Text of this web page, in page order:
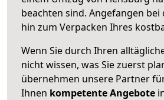
beachten sind. Angefangen bei
hin zum Verpacken Ihres
Wenn Sie durch Ihren
nicht wissen, was Sie zuerst
übernehmen unsere Partner
Ihnen kompetente Angebote